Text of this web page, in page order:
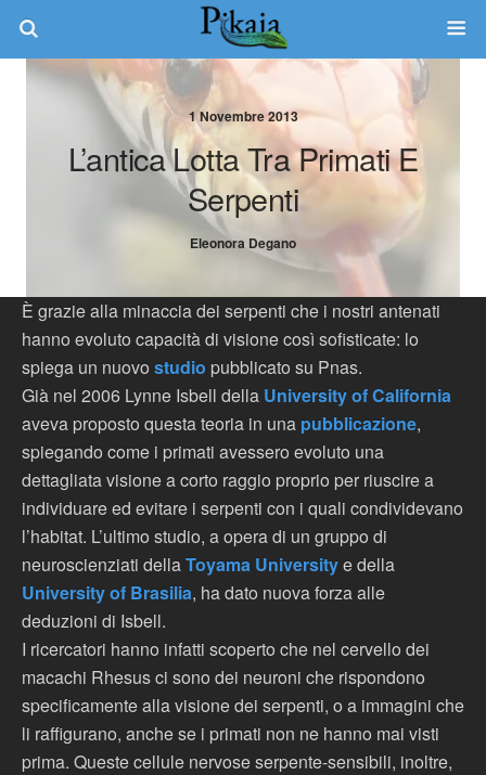
1 Novembre 2013
L’antica Lotta Tra Primati E
Serpenti
Eleonora Degano
È grazie alla minaccia dei serpenti che i nostri antenati
hanno evoluto capacità di visione così sofisticate: lo
spiega un nuovo studio pubblicato su Pnas.
Già nel 2006 Lynne Isbell della University of California
aveva proposto questa teoria in una pubblicazione,
spiegando come i primati avessero evoluto una
dettagliata visione a corto raggio proprio per riuscire a
individuare ed evitare i serpenti con i quali condividevano
l’habitat. L’ultimo studio, a opera di un gruppo di
neuroscienziati dellaToyama Universitye della
University of Brasilia, ha dato nuova forza alle
deduzioni di Isbell.
I ricercatori hanno infatti scoperto che nel cervello dei
macachi Rhesus ci sono dei neuroni che rispondono
specificamente alla visione dei serpenti, o a immagini che
li raffigurano, anche se i primati non ne hanno mai visti
prima. Queste cellule nervose serpente-sensibili, inoltre,